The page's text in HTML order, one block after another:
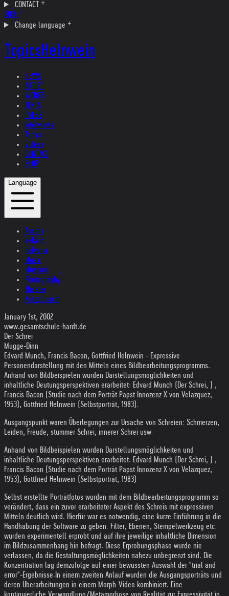
CONTACT
SHOP
Change language
TopicsHelnwein
NEWS
ARTIST
WORKS
TEXTS
PRESS
Interviews
Topics
Videos
CONTACT
SHOP
Language
Austria
Ireland
Helvetia
Music
Museum
Photography
Theater
Kristallnacht
January 1st, 2002
www.gesamtschule-hardt.de
Der Schrei
Mugge-Dinn
Edvard Munch, Francis Bacon, Gottfried Helnwein - Expressive
Personendarstellung mit den Mitteln eines Bildbearbeitungsprogramms.
Anhand von Bildbeispielen wurden Darstellungsmöglichkeiten und
inhaltliche Deutungsperspektiven erarbeitet: Edvard Munch (Der Schrei, ) ,
Francis Bacon (Studie nach dem Porträt Papst Innozenz X von Velazquez,
1953), Gottfried Helnwein (Selbstporträt, 1983).
Ausgangspunkt waren Überlegungen zur Ursache von Schreien: Schmerzen,
Leiden, Freude, stummer Schrei, innerer Schrei usw.
Anhand von Bildbeispielen wurden Darstellungsmöglichkeiten und
inhaltliche Deutungsperspektiven erarbeitet: Edvard Munch (Der Schrei, ) ,
Francis Bacon (Studie nach dem Porträt Papst Innozenz X von Velazquez,
1953), Gottfried Helnwein (Selbstporträt, 1983).
Selbst erstellte Porträtfotos wurden mit dem Bildbearbeitungsprogramm so
verändert, dass ein zuvor erarbeiteter Aspekt des Schreis mit expressiven
Mitteln deutlich wird. Hierfür war es notwendig, eine kurze Einführung in die
Handhabung der Software zu geben. Filter, Ebenen, Stempelwerkzeug etc.
wurden experimentell erprobt und auf ihre jeweilige inhaltliche Dimension
im Bildzusammenhang hin befragt. Diese Erprobungsphase wurde nie
verlassen, da die Gestaltungsmöglichkeiten nahezu unbegrenzt sind. Die
Konzentration lag demzufolge auf einer bewussten Auswahl der "trial and
error"-Ergebnisse. In einem zweiten Anlauf wurden die Ausgangsporträts und
deren Überarbeitungen in einem Morph-Video kombiniert. Eine